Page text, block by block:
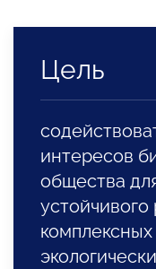
Цель
интересов
общества
устойчивого